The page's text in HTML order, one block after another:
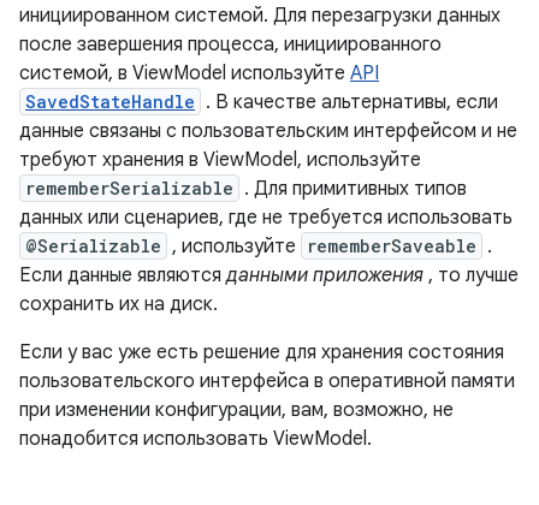
инициированном системой. Для перезагрузки данных
после завершения процесса, инициированного
системой, в ViewModel используйте API
SavedStateHandle . В качестве альтернативы, если
данные связаны с пользовательским интерфейсом и не
требуют хранения в ViewModel, используйте
rememberSerializable . Для примитивных типов
данных или сценариев, где не требуется использовать
@Serializable , используйте rememberSaveable .
Если данные являютсяданными приложения , то лучше
сохранить их на диск.
Если у вас уже есть решение для хранения состояния
пользовательского интерфейса в оперативной памяти
при изменении конфигурации, вам, возможно, не
понадобится использовать ViewModel.